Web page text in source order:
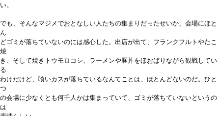
い。
でも、そんなマジメでおとなしい人たちの集まりだったせいか、会場にほと
ん
どゴミが落ちていないのには感心した。出店が出て、フランクフルトやたこ
焼
き、そして焼きトウモロコシ、ラーメンや豚丼をほおばりながら観戦してい
る
わけだけど、喰いカスが落ちているなんてことは、ほとんどないのだ。ひと
つ
の会場に少なくとも何千人かは集まっていて、ゴミが落ちていないというの
は